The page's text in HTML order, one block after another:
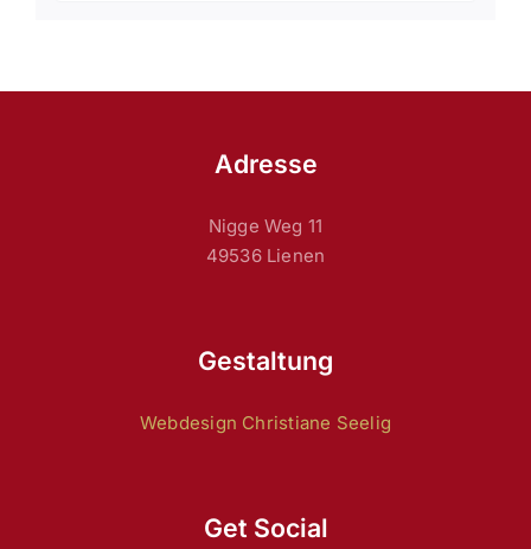
Adresse
Nigge Weg 11
49536 Lienen
Gestaltung
Webdesign Christiane Seelig
Get Social